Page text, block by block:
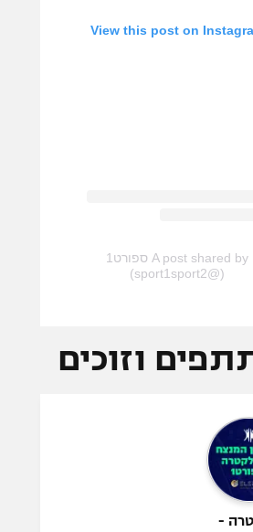
View this post on
A post shared by ספורט1
(@sport1sport2)
וזוכים
-